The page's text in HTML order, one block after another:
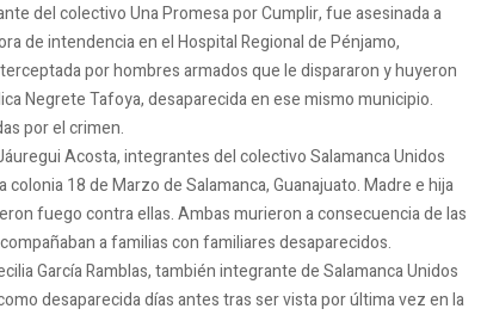
del colectivo Una Promesa por Cumplir, fue asesinada a
de intendencia en el Hospital Regional de Pénjamo,
por hombres armados que le dispararon y huyeron
Negrete Tafoya, desaparecida en ese mismo municipio.
por el crimen.
Acosta, integrantes del colectivo Salamanca Unidos
18 de Marzo de Salamanca, Guanajuato. Madre e hija
fuego contra ellas. Ambas murieron a consecuencia de las
a familias con familiares desaparecidos.
García Ramblas, también integrante de Salamanca Unidos
desaparecida días antes tras ser vista por última vez en la